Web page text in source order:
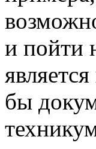
и пойти
бы